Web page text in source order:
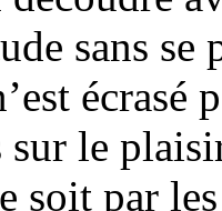
sans se
écrasé
sur le
soit par